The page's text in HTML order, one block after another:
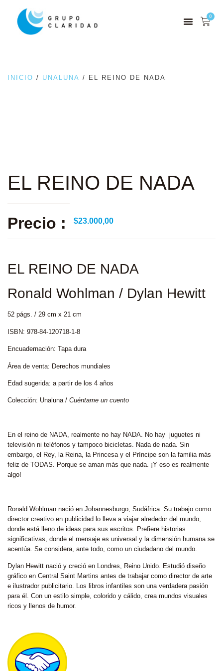
0
INICIO / UNALUNA / EL REINO DE NADA
EL REINO DE NADA
Precio : $23.000,00
EL REINO DE NADA
Ronald Wohlman / Dylan Hewitt
52 págs. / 29 cm x 21 cm
ISBN: 978-84-120718-1-8
Encuadernación: Tapa dura
Área de venta: Derechos mundiales
Edad sugerida: a partir de los 4 años
Colección: Unaluna / Cuéntame un cuento
En el reino de NADA, realmente no hay NADA. No hay juguetes ni
televisión ni teléfonos y tampoco bicicletas. Nada de nada. Sin
embargo, el Rey, la Reina, la Princesa y el Príncipe son la familia más
feliz de TODAS. Porque se aman más que nada. ¡Y eso es realmente
algo!
Ronald Wohlman nació en Johannesburgo, Sudáfrica. Su trabajo como
director creativo en publicidad lo lleva a viajar alrededor del mundo,
donde está lleno de ideas para sus escritos. Prefiere historias
significativas, donde el mensaje es universal y la dimensión humana se
acentúa. Se considera, ante todo, como un ciudadano del mundo.
Dylan Hewitt nació y creció en Londres, Reino Unido. Estudió diseño
gráfico en Central Saint Martins antes de trabajar como director de arte
e ilustrador publicitario. Los libros infantiles son una verdadera pasión
para él. Con un estilo simple, colorido y cálido, crea mundos visuales
ricos y llenos de humor.